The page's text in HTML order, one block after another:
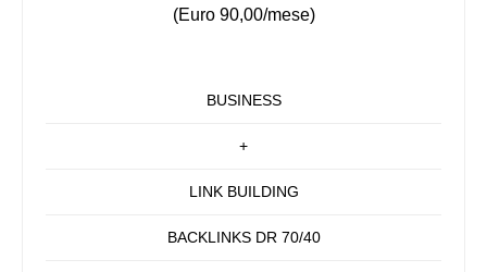
(Euro 90,00/mese)
BUSINESS
+
LINK BUILDING
BACKLINKS DR 70/40